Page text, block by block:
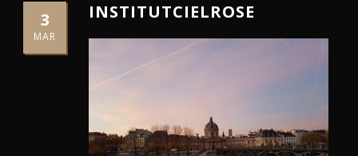
3
MAR
INSTITUTCIELROSE